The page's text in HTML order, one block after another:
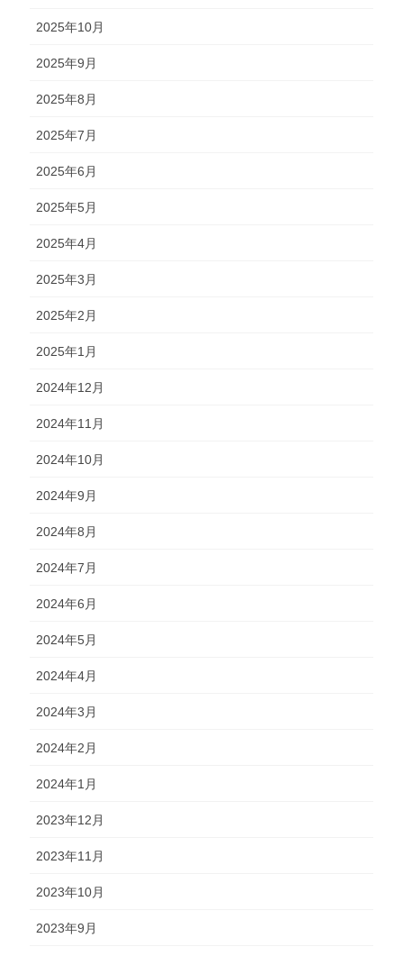
2025年10月
2025年9月
2025年8月
2025年7月
2025年6月
2025年5月
2025年4月
2025年3月
2025年2月
2025年1月
2024年12月
2024年11月
2024年10月
2024年9月
2024年8月
2024年7月
2024年6月
2024年5月
2024年4月
2024年3月
2024年2月
2024年1月
2023年12月
2023年11月
2023年10月
2023年9月